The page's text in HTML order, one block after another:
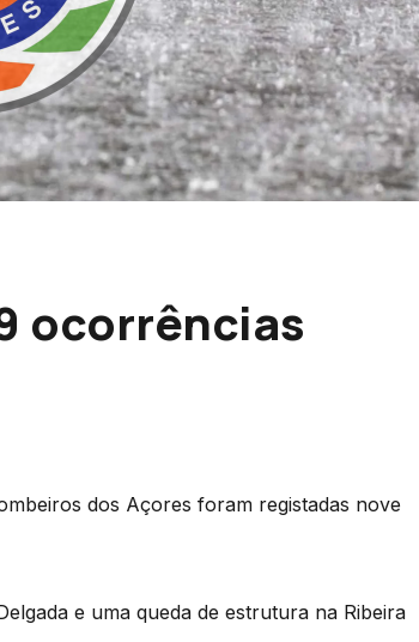
ocorrências
dos Açores foram registadas nove
e uma queda de estrutura na Ribeira